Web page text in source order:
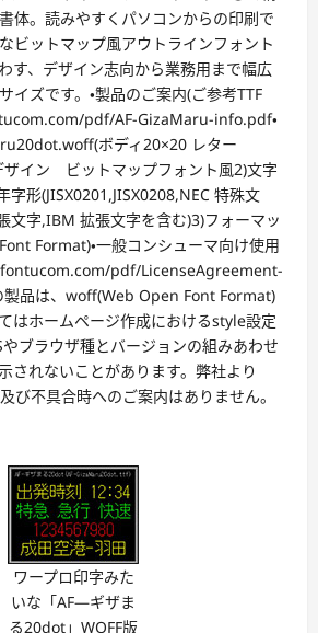
体。読みやすくパソコンからの印刷で
ビットマップ風アウトラインフォント
す、デザイン志向から業務用まで幅広
イズです。・製品のご案内(ご参考TTF
pdf/AF-GizaMaru-info.pdf・
ボディ20×20 レター
ザイン ビットマップフォント風2)文字
字形(JISX0201,JISX0208,NEC 特殊文
文字,IBM 拡張文字を含む)3)フォーマッ
Format)・一般コンシューマ向け使用
pdf/LicenseAgreement-
製品は、woff(Web Open Font Format)
はホームページ作成におけるstyle設定
ブラウザ種とバージョンの組みあわせ
されないことがあります。弊社より
び不具合時へのご案内はありません。
ワープロ印字みた
いな「AF―ギザま
る20dot」WOFF版